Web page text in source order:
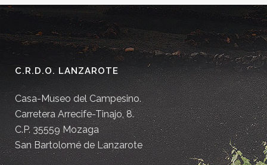
C.R.D.O. LANZAROTE
Casa-Museo del Campesino.
Carretera Arrecife-Tinajo, 8.
C.P. 35559 Mozaga
San Bartolomé de Lanzarote